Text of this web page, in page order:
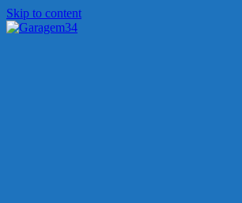
Skip to content